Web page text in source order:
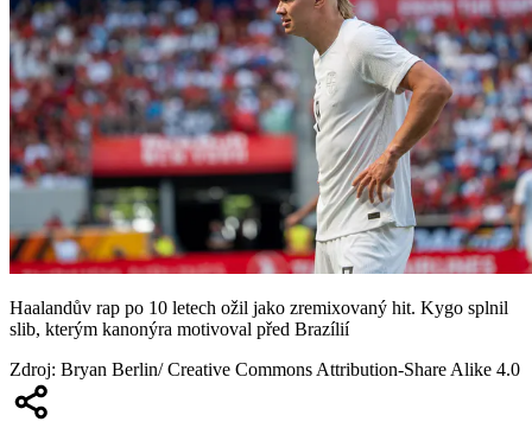
Haalandův rap po 10 letech ožil jako zremixovaný hit. Kygo splnil
slib, kterým kanonýra motivoval před Brazílií
Zdroj: Bryan Berlin/ Creative Commons Attribution-Share Alike 4.0